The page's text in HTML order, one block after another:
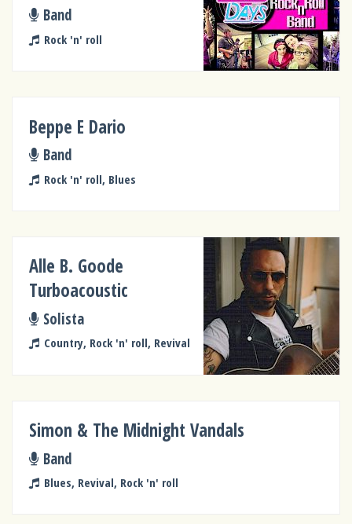
Band
Rock 'n' roll
Beppe E Dario
Band
Rock 'n' roll, Blues
Alle B. Goode
Turboacoustic
Solista
Country, Rock 'n' roll, Revival
Simon & The Midnight Vandals
Band
Blues, Revival, Rock 'n' roll